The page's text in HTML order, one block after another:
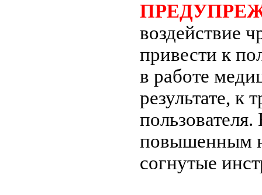
воздействие
привести к
в работе
результате, к
повышенным
согнутые